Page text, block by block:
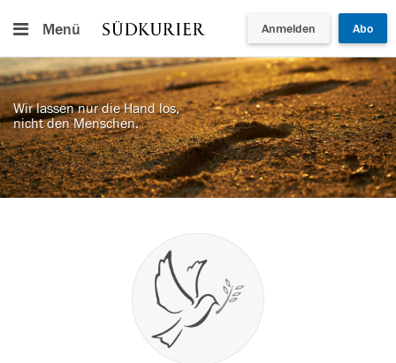
Menü Anmelden Abo
Wir lassen nur die Hand los,
nicht den Menschen.